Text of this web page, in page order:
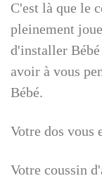
C'est là que le
pleinement
d'installer Bébé
avoir à vous
Bébé.
Votre dos vous
Votre coussin